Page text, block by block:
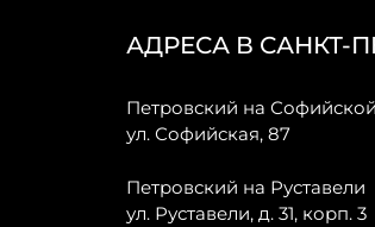
АДРЕСА В САНКТ-
Петровский на Софийской
ул. Софийская, 87
Петровский на Руставели
ул. Руставели, д. 31, корп. 3